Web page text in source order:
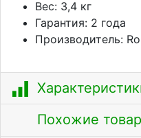
Вес: 3,4 кг
Гарантия: 2 года
Производитель:
Похожие